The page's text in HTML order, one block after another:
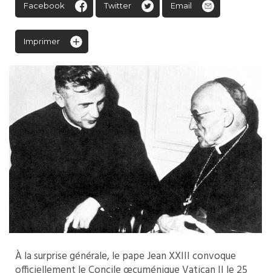
Facebook Twitter Email
Imprimer
À la surprise générale, le pape Jean XXIII convoque